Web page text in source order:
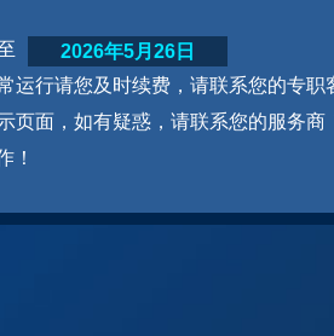
运行请您及时续费，请联系您的专职
页面，如有疑惑，请联系您的服务商
！
2026年5月26日